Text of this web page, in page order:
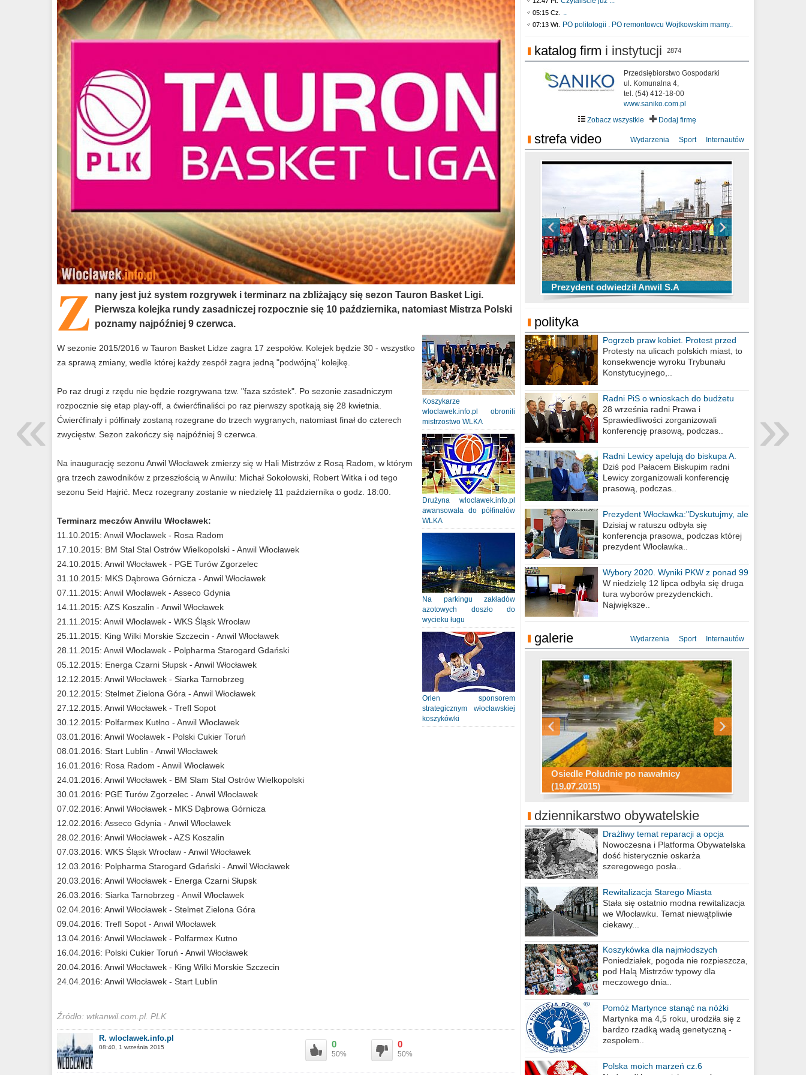
Z nany jest już system rozgrywek i terminarz na zbliżający się sezon Tauron Basket Ligi.
Pierwsza kolejka rundy zasadniczej rozpocznie się 10 października, natomiast Mistrza Polski
poznamy najpóźniej 9 czerwca.
Koszykarze
wloclawek.info.pl obronili
mistrzostwo WLKA
Drużyna wloclawek.info.pl
awansowała do półfinałów
WLKA
Na parkingu zakładów
azotowych doszło do
wycieku ługu
Orlen sponsorem
strategicznym włocławskiej
koszykówki
W sezonie 2015/2016 w Tauron Basket Lidze zagra 17 zespołów. Kolejek będzie 30 - wszystko
za sprawą zmiany, wedle której każdy zespół zagra jedną "podwójną" kolejkę.
Po raz drugi z rzędu nie będzie rozgrywana tzw. "faza szóstek". Po sezonie zasadniczym
rozpocznie się etap play-off, a ćwierćfinaliści po raz pierwszy spotkają się 28 kwietnia.
Ćwierćfinały i półfinały zostaną rozegrane do trzech wygranych, natomiast finał do czterech
zwycięstw. Sezon zakończy się najpóźniej 9 czerwca.
Na inaugurację sezonu Anwil Włocławek zmierzy się w Hali Mistrzów z Rosą Radom, w którym
gra trzech zawodników z przeszłością w Anwilu: Michał Sokołowski, Robert Witka i od tego
sezonu Seid Hajrić. Mecz rozegrany zostanie w niedzielę 11 października o godz. 18:00.
Terminarz meczów Anwilu Włocławek:
11.10.2015: Anwil Włocławek - Rosa Radom
17.10.2015: BM Stal Stal Ostrów Wielkopolski - Anwil Włocławek
24.10.2015: Anwil Włocławek - PGE Turów Zgorzelec
31.10.2015: MKS Dąbrowa Górnicza - Anwil Włocławek
07.11.2015: Anwil Włocławek - Asseco Gdynia
14.11.2015: AZS Koszalin - Anwil Włocławek
21.11.2015: Anwil Włocławek - WKS Śląsk Wrocław
25.11.2015: King Wilki Morskie Szczecin - Anwil Włocławek
28.11.2015: Anwil Włocławek - Polpharma Starogard Gdański
05.12.2015: Energa Czarni Słupsk - Anwil Włocławek
12.12.2015: Anwil Włocławek - Siarka Tarnobrzeg
20.12.2015: Stelmet Zielona Góra - Anwil Włocławek
27.12.2015: Anwil Włocławek - Trefl Sopot
30.12.2015: Polfarmex Kutłno - Anwil Włocławek
03.01.2016: Anwil Wocławek - Polski Cukier Toruń
08.01.2016: Start Lublin - Anwil Włocławek
16.01.2016: Rosa Radom - Anwil Włocławek
24.01.2016: Anwil Włocławek - BM Slam Stal Ostrów Wielkopolski
30.01.2016: PGE Turów Zgorzelec - Anwil Włocławek
07.02.2016: Anwil Włocławek - MKS Dąbrowa Górnicza
12.02.2016: Asseco Gdynia - Anwil Włocławek
28.02.2016: Anwil Włocławek - AZS Koszalin
07.03.2016: WKS Śląsk Wrocław - Anwil Włocławek
12.03.2016: Polpharma Starogard Gdański - Anwil Włocławek
20.03.2016: Anwil Włocławek - Energa Czarni Słupsk
26.03.2016: Siarka Tarnobrzeg - Anwil Włocławek
02.04.2016: Anwil Włocławek - Stelmet Zielona Góra
09.04.2016: Trefl Sopot - Anwil Włocławek
13.04.2016: Anwil Włocławek - Polfarmex Kutno
16.04.2016: Polski Cukier Toruń - Anwil Włocławek
20.04.2016: Anwil Włocławek - King Wilki Morskie Szczecin
24.04.2016: Anwil Włocławek - Start Lublin
Źródło: wtkanwil.com.pl. PLK
R. wloclawek.info.pl
08:40, 1 września 2015 0
50%
0
50%
05:15 Cz. ..
07:13 Wt. PO politologii . PO remontowcu Wojtkowskim mamy..
katalog firm i instytucji 2874
Przedsiębiorstwo Gospodarki
ul. Komunalna 4,
tel. (54) 412-18-00
www.saniko.com.pl
Zobacz wszystkie
Dodaj firmę
strefa video Wydarzenia Sport Internautów
Prezydent odwiedził Anwil S.A
TOP 10 przechwytów Anwilu Włocławek
w EBL w sezonie 2019/2020
TOP 5 rzutów Anwilu Włocławek w BCL
w sezonie 2019/2020
Ni To Ponk - W oczach mamy strach
sixf33t .Last Year DRONE FOOTAGE
Włocławek
XXIII Sesja Rady Miasta Włocławek VIII
kadencji w dniu 09.06.2020 r.
polityka
Pogrzeb praw kobiet. Protest przed
biurem poselskim PiS
Protesty na ulicach polskich miast, to
konsekwencje wyroku Trybunału
Konstytucyjnego,..
Radni PiS o wnioskach do budżetu
miasta na 2021 rok
28 września radni Prawa i
Sprawiedliwości zorganizowali
konferencję prasową, podczas..
Radni Lewicy apelują do biskupa A.
Wiesława Meringa
Dziś pod Pałacem Biskupim radni
Lewicy zorganizowali konferencję
prasową, podczas..
Prezydent Włocławka:"Dyskutujmy, ale
nie obrażajmy się”
Dzisiaj w ratuszu odbyła się
konferencja prasowa, podczas której
prezydent Włocławka..
Wybory 2020. Wyniki PKW z ponad 99
procent obwodów
W niedzielę 12 lipca odbyła się druga
tura wyborów prezydenckich.
Największe..
galerie Wydarzenia Sport Internautów
Osiedle Południe po nawałnicy
(19.07.2015)
Wizytówka Włocławka
polowanie wigilijne 2014
Miasto kładzie się do snu .
Konkurs fotograficzny "Co to za
miejsca"
Ścieżka rowerowa w naszym mieście
dziennikarstwo obywatelskie
Drażliwy temat reparacji a opcja
berlińska
Nowoczesna i Platforma Obywatelska
dość histerycznie oskarża
szeregowego posła..
Rewitalizacja Starego Miasta
Stała się ostatnio modna rewitalizacja
we Włocławku. Temat niewątpliwie
ciekawy...
Koszykówka dla najmłodszych
Poniedziałek, pogoda nie rozpieszcza,
pod Halą Mistrzów typowy dla
meczowego dnia..
Pomóż Martynce stanąć na nóżki
Martynka ma 4,5 roku, urodziła się z
bardzo rzadką wadą genetyczną -
zespołem..
Polska moich marzeń cz.6
»
«